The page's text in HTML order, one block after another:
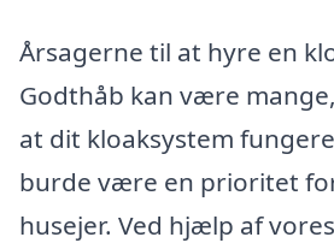
Årsagerne til at hyre en
Godthåb kan være
at dit kloaksystem
burde være en prioritet
husejer. Ved hjælp af